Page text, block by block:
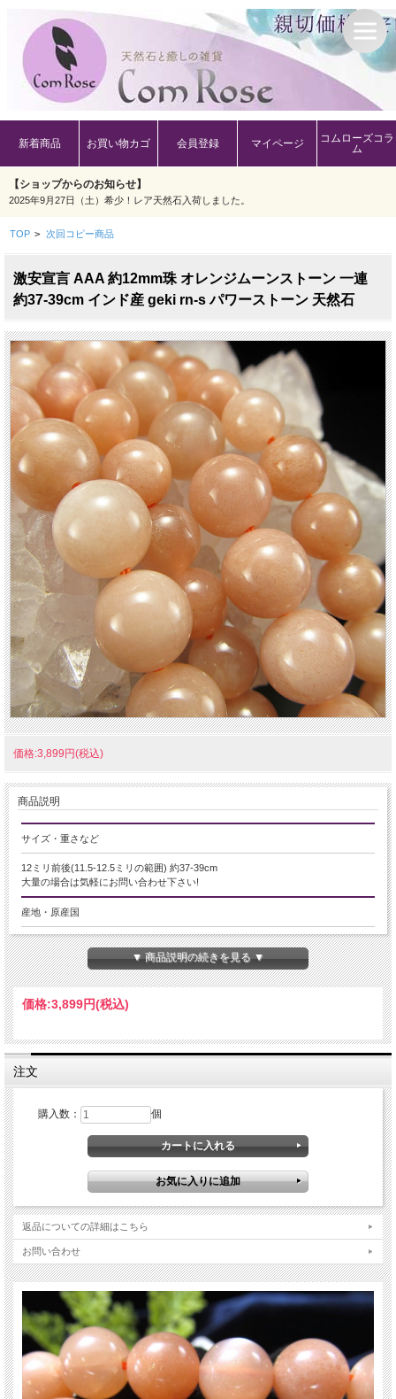
新着商品 お買い物カゴ 会員登録 マイページ
コムローズコラ
ム
【ショップからのお知らせ】
2025年9月27日（土）希少！レア天然石入荷しました。
TOP > 次回コピー商品
激安宣言 AAA 約12mm珠 オレンジムーンストーン 一連
約37-39cm インド産 geki rn-s パワーストーン 天然石
価格:3,899円(税込)
商品説明
サイズ・重さなど
12ミリ前後(11.5-12.5ミリの範囲) 約37-39cm
大量の場合は気軽にお問い合わせ下さい!
産地・原産国
インド産
グレードなど
3A
オレンジムーンストーン【月長石】
商品説明
オレンジムーンストーン
6月の誕生石とされている、やわらかなオレンジの光を放つムーンストーン！！
『月の石』とも呼ばれ、女性らしさを高め、恋の成就にも効果的。
また、インスピレーションを高め、感受性を豊かにし、自分のなかに眠っている
力を引き出してくれるパワーもあります。
危険予知などにも非常にパワーの強いマジカルストーンです。
【意味合い云われ・伝承等】
潜在能力を引き出す
将来への見通し
ご注意事項
※天然石ですので入荷の時期により白い部分が混じっていたり、透明度などの質
が異なる場合があります。 ご理解の上ご利用ください。
※サイズは目安です。 細かな誤差が出る場合があります。
※天然石ですので細かなカケや凹み、歪な部分やクラックなどがある場合があり
▼ 商品説明の続きを見る ▼
価格:3,899円(税込)
注文
購入数： 個
返品についての詳細はこちら
お問い合わせ